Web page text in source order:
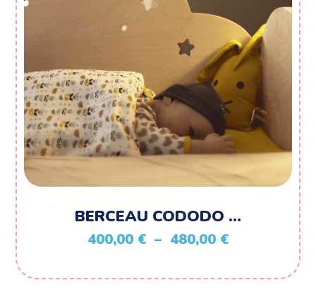
BERCEAU CODODO …
400,00 € – 480,00 €Plage
prix :